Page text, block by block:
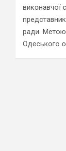
виконавчої
ради. Метою
Одеського